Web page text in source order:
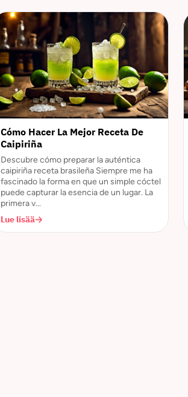
Cómo Hacer La Mejor Receta De
Caipiriña
Descubre cómo preparar la auténtica
caipiriña receta brasileña Siempre me ha
fascinado la forma en que un simple cóctel
puede capturar la esencia de un lugar. La
primera v...
Lue lisää